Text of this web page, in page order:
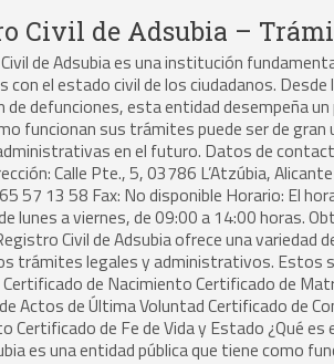
Civil de Adsubia –
de Adsubia es una institución
con el estado civil de los ciudadanos.
defunciones, esta entidad desempeña un
funcionan sus trámites puede ser de
en el futuro. Datos de
Calle Pte., 5, 03786 L’Atzúbia,
57 13 58 Fax: No disponible Horario: El
lunes a viernes, de 09:00 a 14:00 horas.
Civil de Adsubia ofrece una variedad
trámites legales y administrativos. Estos
de Nacimiento Certificado de
Actos de Última Voluntad Certificado de
Certificado de Fe de Vida y Estado ¿Qué
es una entidad pública que tiene como